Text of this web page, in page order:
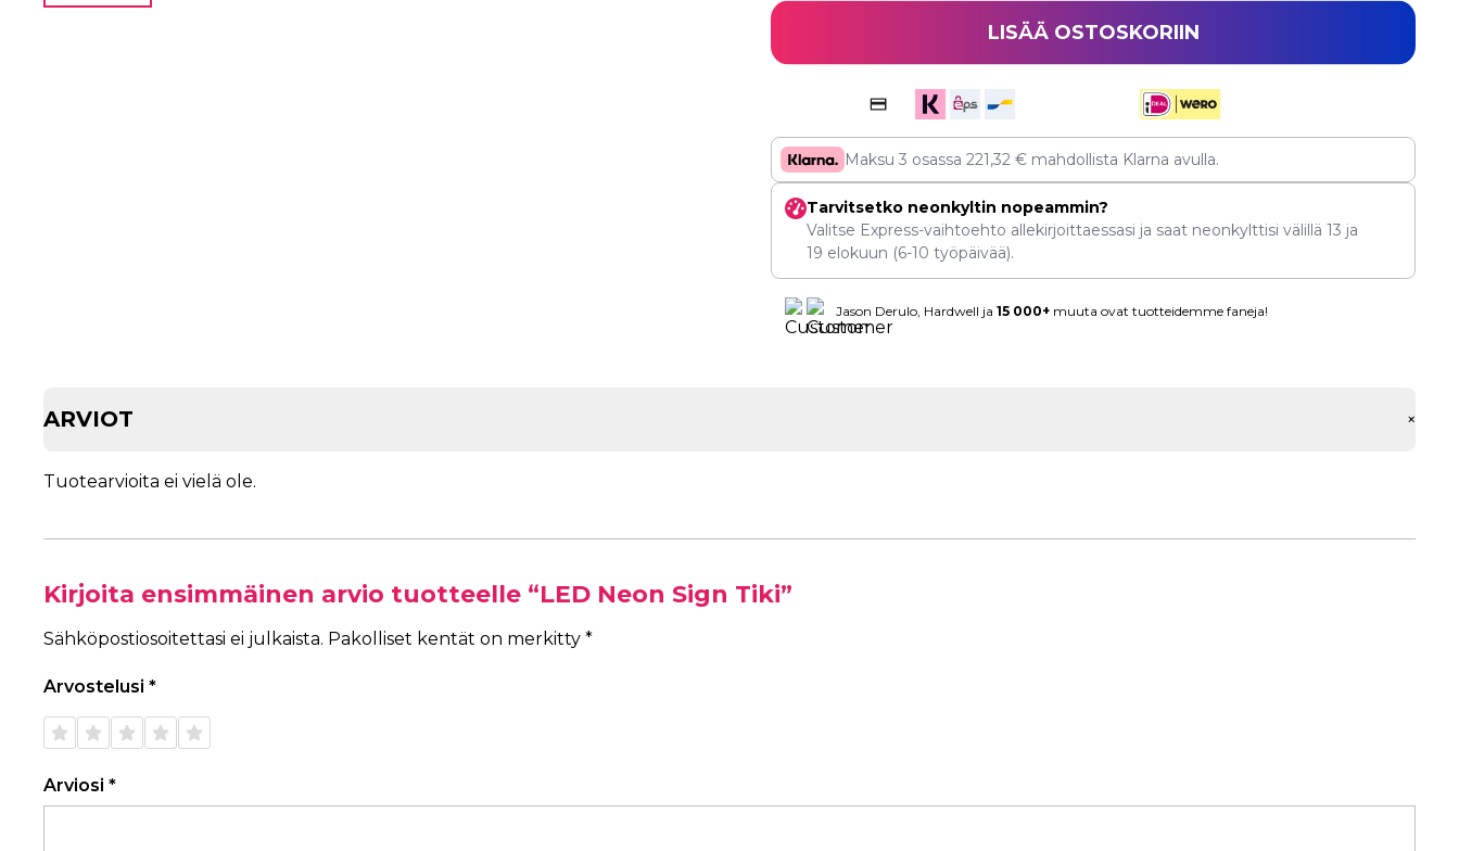
LISÄÄ OSTOSKORIIN
Maksu 3 osassa221,32€ mahdollista Klarna avulla.
Tarvitsetko neonkyltin nopeammin?
Valitse Express-vaihtoehto allekirjoittaessasi ja saat neonkylttisi välillä 13 ja
19 elokuun (6-10 työpäivää).
Jason Derulo, Hardwell ja 15 000+muuta ovat tuotteidemme faneja!
ARVIOT +
Tuotearvioita ei vielä ole.
Kirjoita ensimmäinen arvio tuotteelle “LED Neon Sign Tiki”
Sähköpostiosoitettasi ei julkaista. Pakolliset kentät on merkitty *
Arvostelusi *
1/5
tähteä
2/5
tähteä
3/5
tähteä
4/5
tähteä
5/5
tähteä
Arviosi *